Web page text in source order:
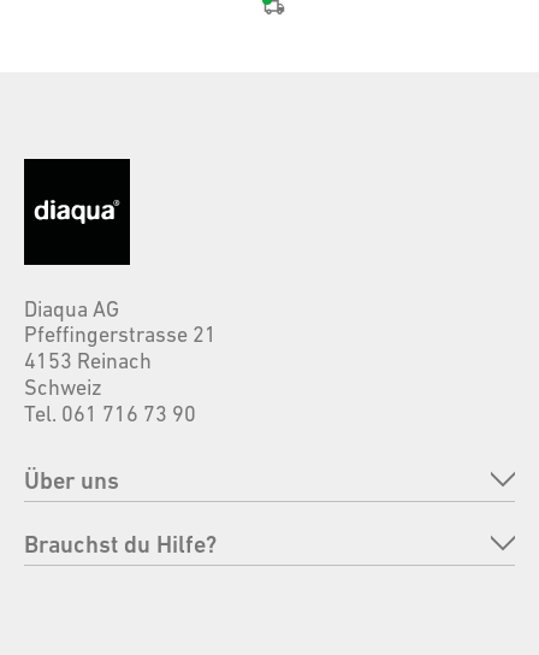
Diaqua AG
Pfeffingerstrasse 21
4153 Reinach
Schweiz
Tel. 061 716 73 90
Über uns
Unternehmen
Brauchst du Hilfe?